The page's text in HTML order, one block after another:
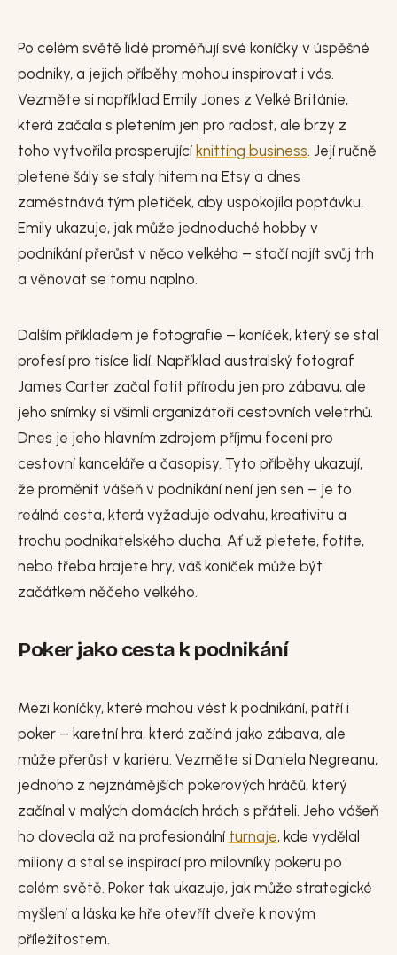
Po celém světě lidé proměňují své koníčky v úspěšné
podniky, a jejich příběhy mohou inspirovat i vás.
Vezměte si například Emily Jones z Velké Británie,
která začala s pletením jen pro radost, ale brzy z
toho vytvořila prosperující knitting business. Její ručně
pletené šály se staly hitem na Etsy a dnes
zaměstnává tým pletiček, aby uspokojila poptávku.
Emily ukazuje, jak může jednoduché hobby v
podnikání přerůst v něco velkého – stačí najít svůj trh
a věnovat se tomu naplno.
Dalším příkladem je fotografie – koníček, který se stal
profesí pro tisíce lidí. Například australský fotograf
James Carter začal fotit přírodu jen pro zábavu, ale
jeho snímky si všimli organizátoři cestovních veletrhů.
Dnes je jeho hlavním zdrojem příjmu focení pro
cestovní kanceláře a časopisy. Tyto příběhy ukazují,
že proměnit vášeň v podnikání není jen sen – je to
reálná cesta, která vyžaduje odvahu, kreativitu a
trochu podnikatelského ducha. Ať už pletete, fotíte,
nebo třeba hrajete hry, váš koníček může být
začátkem něčeho velkého.
Poker jako cesta k podnikání
Mezi koníčky, které mohou vést k podnikání, patří i
poker – karetní hra, která začíná jako zábava, ale
může přerůst v kariéru. Vezměte si Daniela Negreanu,
jednoho z nejznámějších pokerových hráčů, který
začínal v malých domácích hrách s přáteli. Jeho vášeň
ho dovedla až na profesionální turnaje, kde vydělal
miliony a stal se inspirací pro milovníky pokeru po
celém světě. Poker tak ukazuje, jak může strategické
myšlení a láska ke hře otevřít dveře k novým
příležitostem.